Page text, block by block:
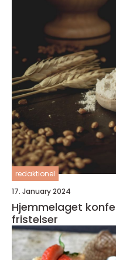
redaktionel
17. January 2024
Hjemmelaget
fristelser